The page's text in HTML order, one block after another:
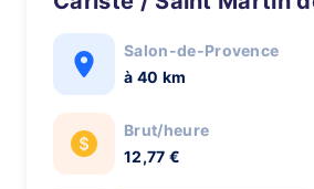
Salon-de-Provence
à 40 km
Brut/heure
12,77 €